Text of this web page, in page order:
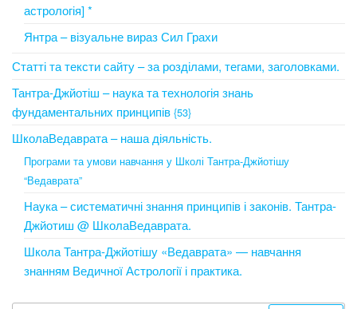
астрологія] *
Янтра – візуальне вираз Сил Грахи
Статті та тексти сайту – за розділами, тегами, заголовками.
Тантра-Джйотіш – наука та технологія знань
фундаментальних принципів {53}
ШколаВедаврата – наша діяльність.
Програми та умови навчання у Школі Тантра-Джйотішу
“Ведаврата”
Наука – систематичні знання принципів і законів. Тантра-
Джйотиш @ ШколаВедаврата.
Школа Тантра-Джйотішу «Ведаврата» — навчання
знанням Ведичної Астрології і практика.